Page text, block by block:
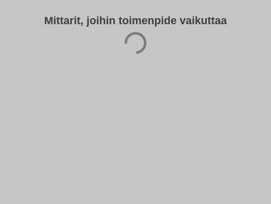
Mittarit, joihin toimenpide vaikuttaa